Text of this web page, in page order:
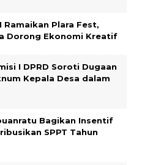
Ramaikan Plara Fest,
Dorong Ekonomi Kreatif
I DPRD Soroti Dugaan
Kepala Desa dalam
Bagikan Insentif
SPPT Tahun